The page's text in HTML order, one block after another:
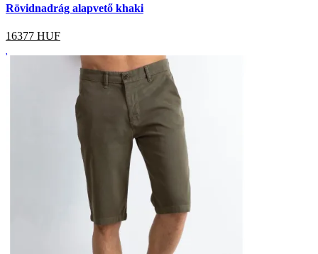
Rövidnadrág alapvető khaki
16377 HUF